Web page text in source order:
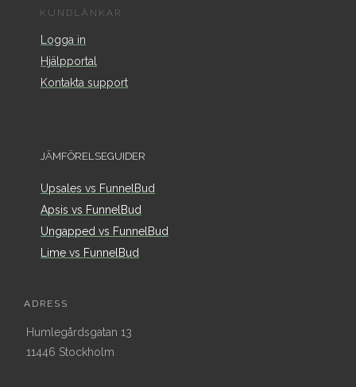
KUNDLÄNKAR
Logga in
Hjälpportal
Kontakta support
JÄMFÖRELSEGUIDER
Upsales vs FunnelBud
Apsis vs FunnelBud
Ungapped vs FunnelBud
Lime vs FunnelBud
ADRESS
Humlegårdsgatan 13
11446 Stockholm